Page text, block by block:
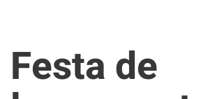
Festa de